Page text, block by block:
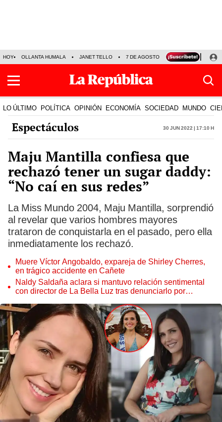
HOY OLLANTA HUMALA JANET TELLO 7 DE AGOSTO TINKA RESULTADOS
LO ÚLTIMO POLÍTICA OPINIÓN ECONOMÍA SOCIEDAD MUNDO
Espectáculos 30 Jun 2022 | 17:10 h
Maju Mantilla confiesa que
rechazó tener un sugar daddy:
“No caí en sus redes”
La Miss Mundo 2004, Maju Mantilla, sorprendió
al revelar que varios hombres mayores
trataron de conquistarla en el pasado, pero ella
inmediatamente los rechazó.
Muere Víctor Angobaldo, expareja de Shirley Cherres,
en trágico accidente en Cañete
Naldy Saldaña aclara si mantuvo relación sentimental
con director de La Bella Luz tras denunciarlo por